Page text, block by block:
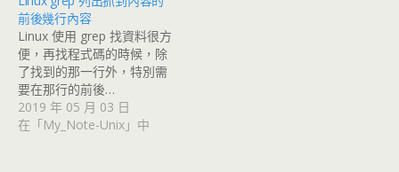
前後幾行內容
Linux 使用 grep 找資料很方
便，再找程式碼的時候，除
了找到的那一行外，特別需
要在那行的前後…
2019 年 05 月 03 日
在「My_Note-Unix」中